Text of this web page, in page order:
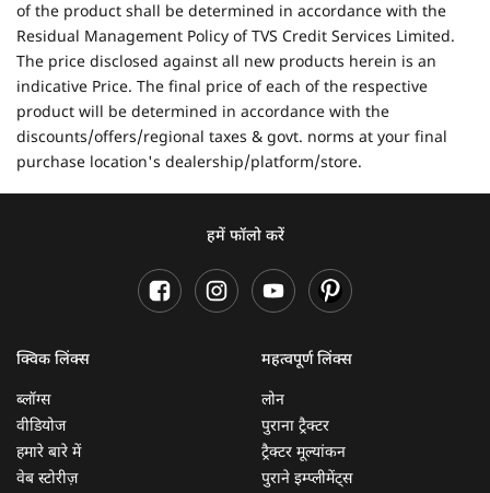
of the product shall be determined in accordance with the
Residual Management Policy of TVS Credit Services Limited.
The price disclosed against all new products herein is an
indicative Price. The final price of each of the respective
product will be determined in accordance with the
discounts/offers/regional taxes & govt. norms at your final
purchase location's dealership/platform/store.
हमें फॉलो करें
क्विक लिंक्स
ब्लॉग्स
वीडियोज
हमारे बारे में
वेब स्टोरीज़
महत्वपूर्ण लिंक्स
लोन
पुराना ट्रैक्टर
ट्रैक्टर मूल्यांकन
पुराने इम्प्लीमेंट्स